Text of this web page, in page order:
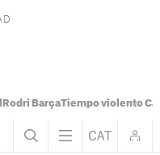
Rodri BarçaTiempo violento